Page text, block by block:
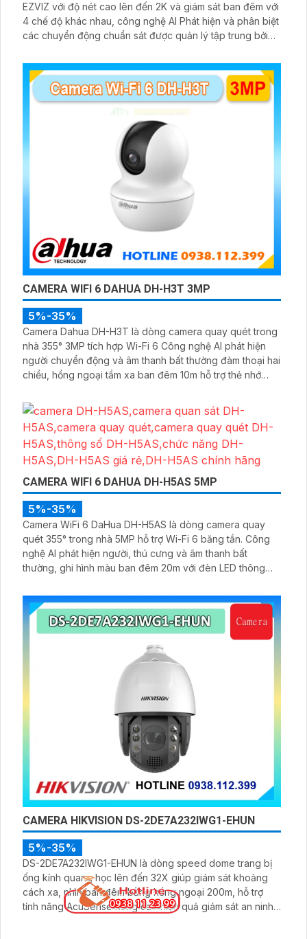
EZVIZ với độ nét cao lên đến 2K và giám sát ban đêm với
4 chế độ khác nhau, công nghệ AI Phát hiện và phân biệt
các chuyển động chuẩn sát được quản lý tập trung bởi
CAMERA WIFI 6 DAHUA DH-H3T 3MP
5%-35%
Camera Dahua DH-H3T là dòng camera quay quét trong
nhà 355° 3MP tích hợp Wi-Fi 6 Công nghệ AI phát hiện
người chuyển động và âm thanh bất thường đàm thoại hai
chiều, hồng ngoại tầm xa ban đêm 10m hỗ trợ thẻ nhớ
DMSS
CAMERA WIFI 6 DAHUA DH-H5AS 5MP
5%-35%
Camera WiFi 6 DaHua DH-H5AS là dòng camera quay
quét 355° trong nhà 5MP hỗ trợ Wi-Fi 6 băng tần. Công
nghệ AI phát hiện người, thú cưng và âm thanh bất
thường, ghi hình màu ban đêm 20m với đèn LED thông
dụng DMSS,
CAMERA HIKVISION DS-2DE7A232IWG1-EHUN
5%-35%
DS-2DE7A232IWG1-EHUN là dòng speed dome trang bị
ống kính quang học lên đến 32X giúp giám sát khoảng
cách xa, nhìn ban đêm bằng hồng ngoại 200m, hỗ trợ
tính năng AcuSense nâng cao hiệu quả giám sát an ninh,